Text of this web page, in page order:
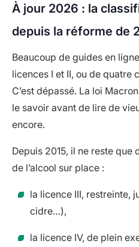
À jour 2026 : la
depuis la réforme de
Beaucoup de guides en
licences I et II, ou de quatre
C’est dépassé. La loi
le savoir avant de lire de
encore.
Depuis 2015, il ne reste
de l’alcool sur place :
la licence III, restreinte,
cidre…),
la licence IV, de plein